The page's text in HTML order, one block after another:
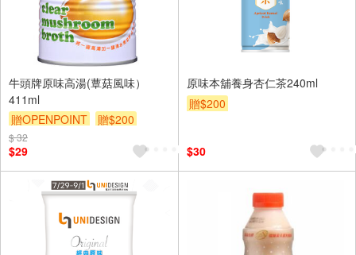
牛頭牌原味高湯(蕈菇風味）
411ml
贈OPENPOINT
贈$200
$ 32
$29
原味本舖養身杏仁茶240ml
贈$200
$30